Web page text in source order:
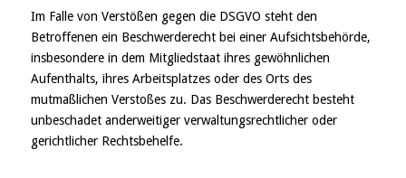
Im Falle von Verstößen gegen die DSGVO steht den
Betroffenen ein Beschwerderecht bei einer Aufsichtsbehörde,
insbesondere in dem Mitgliedstaat ihres gewöhnlichen
Aufenthalts, ihres Arbeitsplatzes oder des Orts des
mutmaßlichen Verstoßes zu. Das Beschwerderecht besteht
unbeschadet anderweitiger verwaltungsrechtlicher oder
gerichtlicher Rechtsbehelfe.